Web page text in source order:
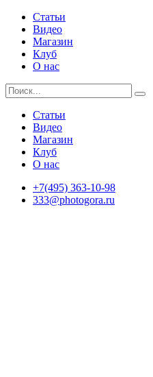
Статьи
Видео
Магазин
Клуб
О нас
Статьи
Видео
Магазин
Клуб
О нас
+7(495) 363-10-98
333@photogora.ru